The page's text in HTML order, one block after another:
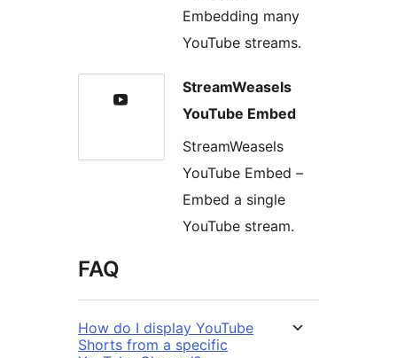
Embedding many
YouTube streams.
StreamWeasels
YouTube Embed
StreamWeasels
YouTube Embed –
Embed a single
YouTube stream.
FAQ
How do I display YouTube
Shorts from a specific